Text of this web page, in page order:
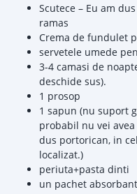
Scutece – Eu am
ramas
Crema de fundulet
servetele umede
3-4 camasi de
deschide sus).
1 prosop
1 sapun (nu suport
probabil nu vei
dus portorican, in
localizat.)
periuta+pasta dinti
un pachet